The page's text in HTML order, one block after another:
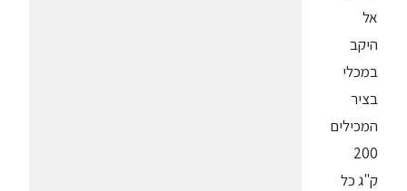
אל
היקב
במכלי
בציר
המכילים
200
ק"ג כל